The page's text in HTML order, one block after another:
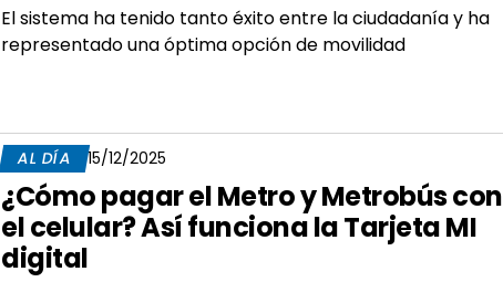
El sistema ha tenido tanto éxito entre la ciudadanía y ha
representado una óptima opción de movilidad
AL DÍA 15/12/2025
¿Cómo pagar el Metro y Metrobús con
el celular? Así funciona la Tarjeta MI
digital